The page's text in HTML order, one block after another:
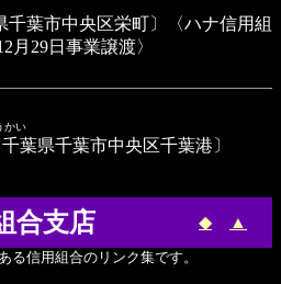
千葉市中央区栄町〕〈ハナ信用組
月29日事業譲渡〉
かい
千葉県千葉市中央区千葉港〕
合支店 ◆ ▲
る信用組合のリンク集です。